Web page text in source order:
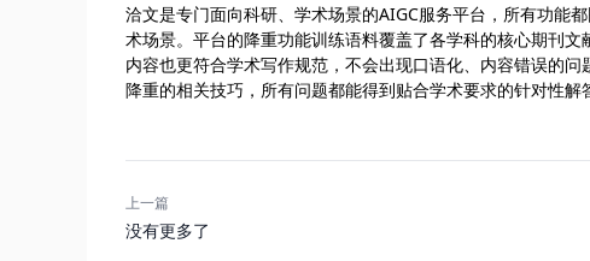
洽文是专门面向科研、学术场景的AIGC服务平台，所有功能
术场景。平台的降重功能训练语料覆盖了各学科的核心期刊
内容也更符合学术写作规范，不会出现口语化、内容错误的
降重的相关技巧，所有问题都能得到贴合学术要求的针对性
上一篇
没有更多了